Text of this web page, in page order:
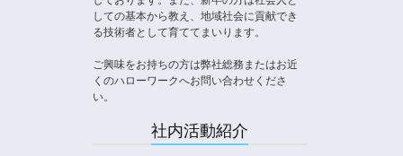
しての基本から教え、地域社会に貢献でき
る技術者として育ててまいります。
ご興味をお持ちの方は弊社総務またはお近
くのハローワークへお問い合わせくださ
い。
社内活動紹介